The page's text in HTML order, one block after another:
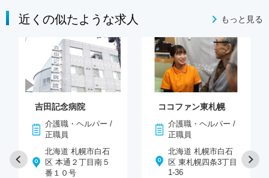
近くの似たような求人 もっと見る
吉田記念病院
介護職・ヘルパー /
正職員
北海道 札幌市白石
区 本通２丁目南５
番１０号
ココファン東札幌
介護職・ヘルパー /
正職員
北海道 札幌市白石
区 東札幌四条3丁目
1-36